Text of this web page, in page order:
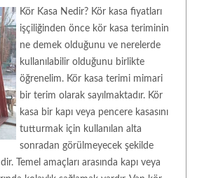
Kör Kasa Nedir? Kör kasa fiyatları
işçiliğinden önce kör kasa teriminin
ne demek olduğunu ve nerelerde
kullanılabilir olduğunu birlikte
öğrenelim. Kör kasa terimi mimari
bir terim olarak sayılmaktadır. Kör
kasa bir kapı veya pencere kasasını
tutturmak için kullanılan alta
sonradan görülmeyecek şekilde
Temel amaçları arasında kapı veya